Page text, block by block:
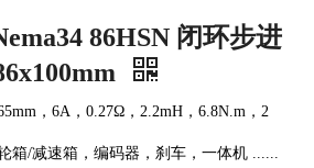
86HSN 闭环步进
，6A，0.27Ω，2.2mH，6.8N.m，2
箱/减速箱，编码器，刹车，一体机 ......